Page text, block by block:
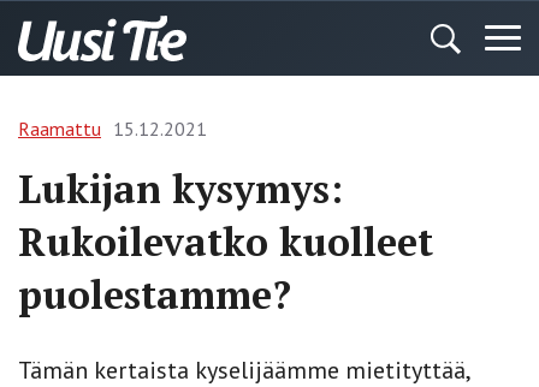
Raamattu 15.12.2021
Lukijan kysymys:
Rukoilevatko kuolleet
puolestamme?
Tämän kertaista kyselijäämme mietityttää,